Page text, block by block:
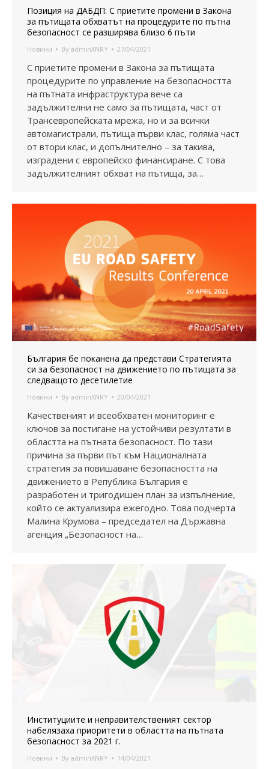
Позиция на ДАБДП: С приетите промени в Закона
за пътищата обхватът на процедурите по пътна
безопасност се разширява близо 6 пъти
Новини By adminXNRY 27/04/2021
С приетите промени в Закона за пътищата
процедурите по управление на безопасността
на пътната инфраструктура вече са
задължителни не само за пътищата, част от
Трансевропейската мрежа, но и за всички
автомагистрали, пътища първи клас, голяма част
от втори клас, и допълнително – за такива,
изградени с европейско финансиране. С това
задължителният обхват на пътища, за…
България бе поканена да представи Стратегията
си за безопасност на движението по пътищата за
следващото десетилетие
Новини By adminXNRY 20/04/2021
Качественият и всеобхватен мониторинг е
ключов за постигане на устойчиви резултати в
областта на пътната безопасност. По тази
причина за първи път към Националната
стратегия за повишаване безопасността на
движението в Република България е
разработен и тригодишен план за изпълнение,
който се актуализира ежегодно. Това подчерта
Малина Крумова – председател на Държавна
агенция „Безопасност на…
Институциите и неправителственият сектор
набелязаха приоритети в областта на пътната
безопасност за 2021 г.
Новини By adminXNRY 14/04/2021